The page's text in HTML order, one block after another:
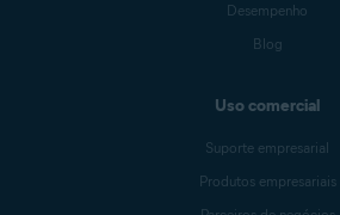
Desempenho
Blog
Uso comercial
Suporte empresarial
Produtos empresariais